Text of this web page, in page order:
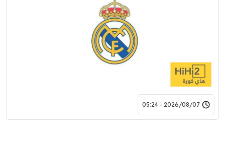
2026/08/07 - 05:24